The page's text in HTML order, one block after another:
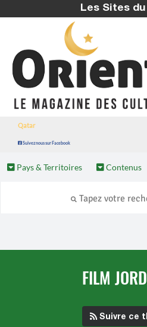
Les Sites du
Qatar
Suivez nous sur Facebook
Pays & Territoires Contenus
FILM
Suivre ce